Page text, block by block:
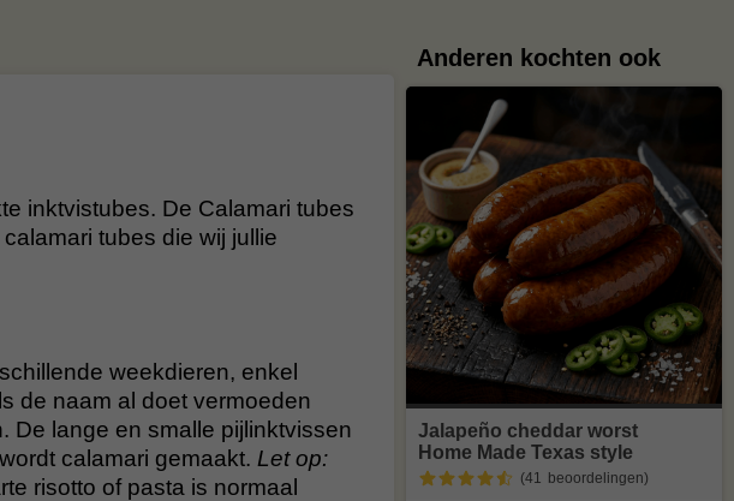
inktvistubes. De Calamari tubes
tubes die wij jullie
weekdieren, enkel
de naam al doet vermoeden
De lange en smalle pijlinktvissen
calamari gemaakt. Let op:
risotto of pasta is normaal
Anderen kochten ook
Jalapeño cheddar worst
Home Made Texas style
(41 beoordelingen)